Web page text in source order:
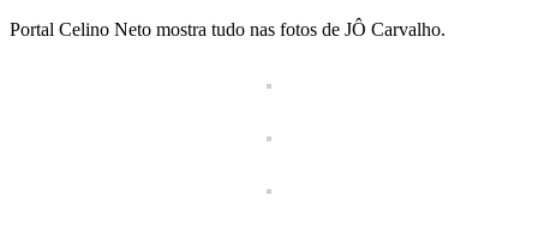
Portal Celino Neto mostra tudo nas fotos de JÔ Carvalho.